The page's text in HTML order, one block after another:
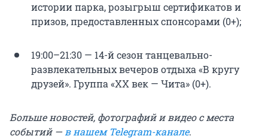
истории парка, розыгрыш сертификатов и
призов, предоставленных спонсорами (0+);
19:00–21:30 — 14-й сезон танцевально-
развлекательных вечеров отдыха «В кругу
друзей». Группа «ХХ век — Чита» (0+).
Больше новостей, фотографий и видео с места
событий —в нашем Telegram-канале.